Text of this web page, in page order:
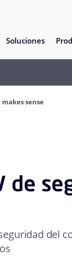
Soluciones
sense
de
del